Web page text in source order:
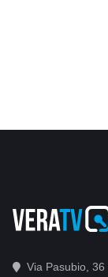
Via Pasubio,